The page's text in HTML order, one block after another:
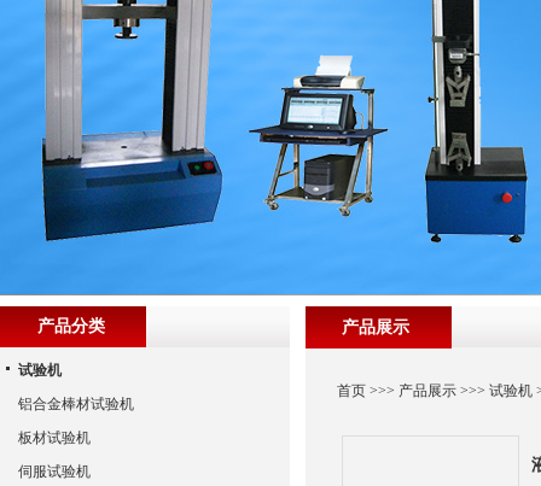
产品展示
首页 >>> 产品展示 >>>试验机
产品分类
试验机
铝合金棒材试验机
板材试验机
伺服试验机